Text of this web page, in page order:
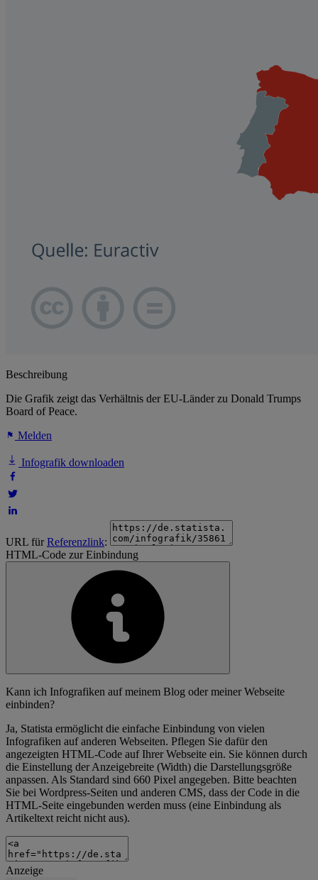
Beschreibung
Die Grafik zeigt das Verhältnis der EU-Länder zu Donald Trumps
Board of Peace.
Melden
Infografik downloaden
URL fürReferenzlink:
HTML-Code zur Einbindung
Kann ich Infografiken auf meinem Blog oder meiner Webseite
einbinden?
Ja, Statista ermöglicht die einfache Einbindung von vielen
Infografiken auf anderen Webseiten. Pflegen Sie dafür den
angezeigten HTML-Code auf Ihrer Webseite ein. Sie können durch
die Einstellung der Anzeigebreite (Width) die Darstellungsgröße
anpassen. Als Standard sind 660 Pixel angegeben. Bitte beachten
Sie bei Wordpress-Seiten und anderen CMS, dass der Code in die
HTML-Seite eingebunden werden muss (eine Einbindung als
Artikeltext reicht nicht aus).
Anzeige